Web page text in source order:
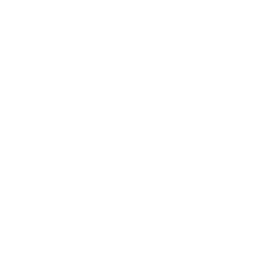
させていただ
き作成されるも
社の共同利用者
これらの製造装
通知します。